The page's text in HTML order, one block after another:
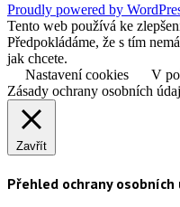
Proudly powered by
Tento web používá ke
Předpokládáme, že s tím
jak chcete.
Nastavení cookies
V
Zásady ochrany osobních
Zavřít
Přehled ochrany osobních